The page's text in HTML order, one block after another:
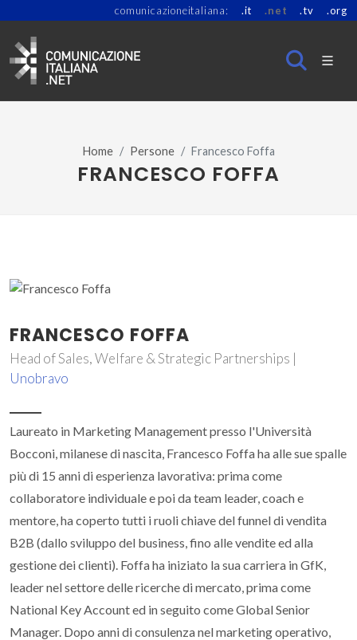
comunicazioneitaliana: .it .net .tv .org
Home Persone Francesco Foffa
FRANCESCO FOFFA
FRANCESCO FOFFA
Head of Sales, Welfare & Strategic Partnerships |
Unobravo
Laureato in Marketing Management presso l'Università
Bocconi, milanese di nascita, Francesco Foffa ha alle sue spalle
più di 15 anni di esperienza lavorativa: prima come
collaboratore individuale e poi da team leader, coach e
mentore, ha coperto tutti i ruoli chiave del funnel di vendita
B2B (dallo sviluppo del business, fino alle vendite ed alla
gestione dei clienti). Foffa ha iniziato la sua carriera in GfK,
leader nel settore delle ricerche di mercato, prima come
National Key Account ed in seguito come Global Senior
Manager. Dopo anni di consulenza nel marketing operativo,